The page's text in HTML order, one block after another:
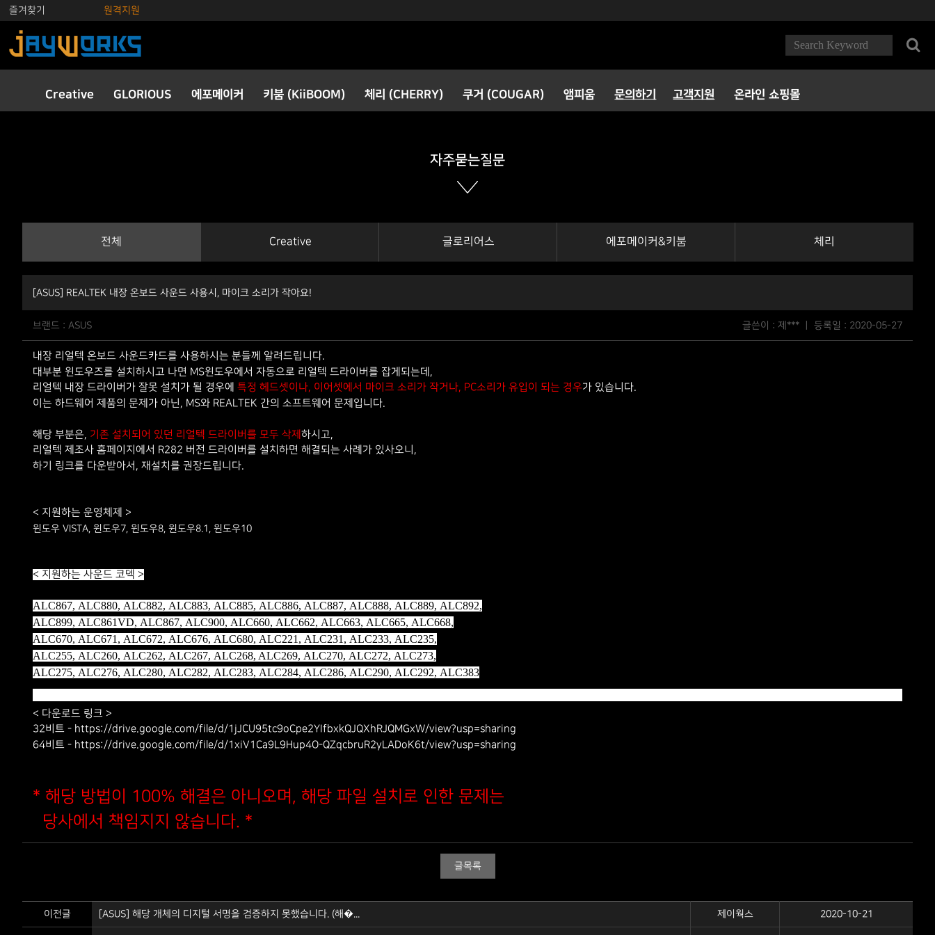
즐겨찾기 원격지원
Creative GLORIOUS 에포메이커 키붐 (KiiBOOM) 체리 (CHERRY) 쿠거 (COUGAR) 앰피움 문의하기 고객지원 온라인 쇼핑몰
자주묻는질문
전체 Creative 글로리어스 에포메이커&키붐 체리
[ASUS] REALTEK 내장 온보드 사운드 사용시, 마이크 소리가 작아요!
브랜드 : ASUS 글쓴이 : 제*** ㅣ 등록일 : 2020-05-27
내장 리얼텍 온보드 사운드카드를 사용하시는 분들께 알려드립니다.
대부분 윈도우즈를 설치하시고 나면 MS윈도우에서 자동으로 리얼텍 드라이버를 잡게되는데,
리얼텍 내장 드라이버가 잘못 설치가 될 경우에 특정 헤드셋이나, 이어셋에서 마이크 소리가 작거나, PC소리가 유입이 되는 경우가 있습니다.
이는 하드웨어 제품의 문제가 아닌, MS와 REALTEK 간의 소프트웨어 문제입니다.
해당 부분은, 기존 설치되어 있던 리얼텍 드라이버를 모두 삭제 하시고,
리얼텍 제조사 홈페이지에서 R282 버전 드라이버를 설치하면 해결되는 사례가 있사오니,
하기 링크를 다운받아서, 재설치를 권장드립니다.
< 지원하는 운영체제 >
윈도우 VISTA, 윈도우7, 윈도우8, 윈도우8.1, 윈도우10
< 지원하는 사운드 코덱 >
ALC867, ALC880, ALC882, ALC883, ALC885, ALC886, ALC887, ALC888, ALC889, ALC892,
ALC899, ALC861VD, ALC867, ALC900, ALC660, ALC662, ALC663, ALC665, ALC668,
ALC670, ALC671, ALC672, ALC676, ALC680, ALC221, ALC231, ALC233, ALC235,
ALC255, ALC260, ALC262, ALC267, ALC268, ALC269, ALC270, ALC272, ALC273,
ALC275, ALC276, ALC280, ALC282, ALC283, ALC284, ALC286, ALC290, ALC292, ALC383
< 다운로드 링크 >
32비트 - https://drive.google.com/file/d/1jJCU95tc9oCpe2YIfbxkQJQXhRJQMGxW/view?usp=sharing
64비트 - https://drive.google.com/file/d/1xiV1Ca9L9Hup4O-QZqcbruR2yLADoK6t/view?usp=sharing​
* 해당 방법이 100% 해결은 아니오며, 해당 파일 설치로 인한 문제는
당사에서 책임지지 않습니다. *
글목록
이전글 [ASUS] 해당 개체의 디지털 서명을 검증하지 못했습니다. (해�... 제이웍스 2020-10-21